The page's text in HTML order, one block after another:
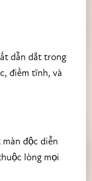
dẫn dắt trong
điềm tĩnh, và
độc diễn
lòng mọi